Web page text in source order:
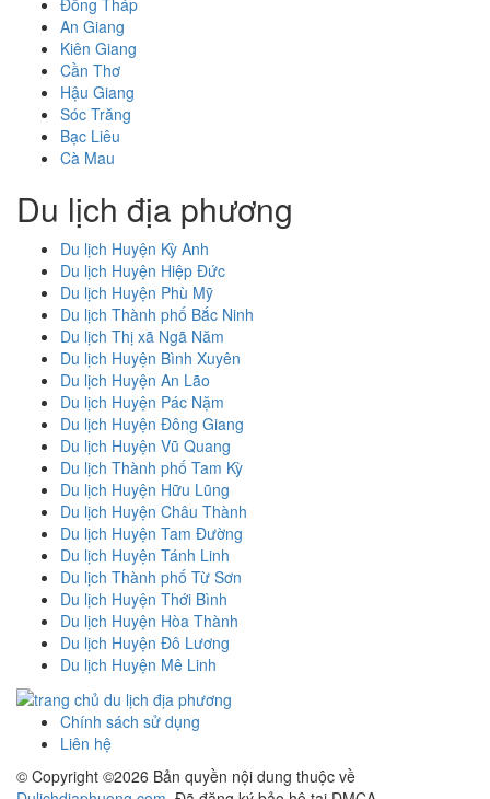
An Giang
Kiên Giang
Cần Thơ
Hậu Giang
Sóc Trăng
Bạc Liêu
Cà Mau
Du lịch địa phương
Du lịch Huyện Kỳ Anh
Du lịch Huyện Hiệp Đức
Du lịch Huyện Phù Mỹ
Du lịch Thành phố Bắc Ninh
Du lịch Thị xã Ngã Năm
Du lịch Huyện Bình Xuyên
Du lịch Huyện An Lão
Du lịch Huyện Pác Nặm
Du lịch Huyện Đông Giang
Du lịch Huyện Vũ Quang
Du lịch Thành phố Tam Kỳ
Du lịch Huyện Hữu Lũng
Du lịch Huyện Châu Thành
Du lịch Huyện Tam Đường
Du lịch Huyện Tánh Linh
Du lịch Thành phố Từ Sơn
Du lịch Huyện Thới Bình
Du lịch Huyện Hòa Thành
Du lịch Huyện Đô Lương
Du lịch Huyện Mê Linh
Chính sách sử dụng
Liên hệ
© Copyright ©2026 Bản quyền nội dung thuộc về